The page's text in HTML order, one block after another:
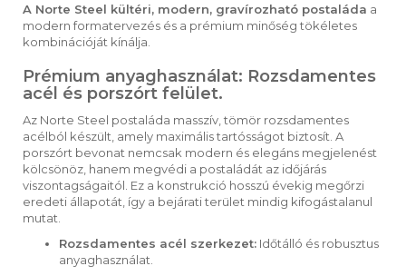
A Norte Steel kültéri, modern, gravírozható postaláda a
modern formatervezés és a prémium minőség tökéletes
kombinációját kínálja.
Prémium anyaghasználat: Rozsdamentes
acél és porszórt felület.
Az Norte Steel postaláda masszív, tömör rozsdamentes
acélból készült, amely maximális tartósságot biztosít. A
porszórt bevonat nemcsak modern és elegáns megjelenést
kölcsönöz, hanem megvédi a postaládát az időjárás
viszontagságaitól. Ez a konstrukció hosszú évekig megőrzi
eredeti állapotát, így a bejárati terület mindig kifogástalanul
mutat.
Rozsdamentes acél szerkezet: Időtálló és robusztus
anyaghasználat.